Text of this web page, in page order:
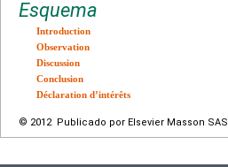
Esquema
Introduction
Observation
Discussion
Conclusion
Déclaration d’intérêts
© 2012 Publicado por Elsevier Masson SAS.